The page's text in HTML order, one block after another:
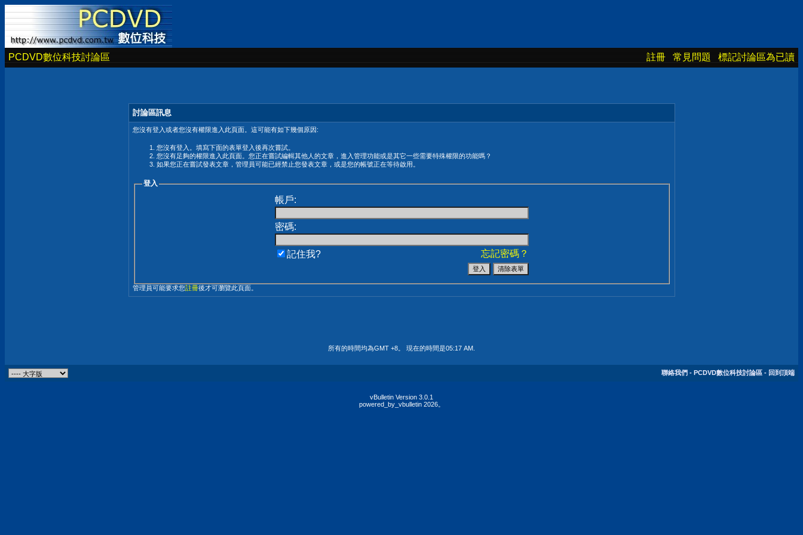
PCDVD數位科技討論區 註冊 常見問題 標記討論區為已讀
討論區訊息
您沒有登入或者您沒有權限進入此頁面。這可能有如下幾個原因:
您沒有登入。填寫下面的表單登入後再次嘗試。
您沒有足夠的權限進入此頁面。您正在嘗試編輯其他人的文章，進入管理功能或是其它一些需要特殊權限的功能嗎？
如果您正在嘗試發表文章，管理員可能已經禁止您發表文章，或是您的帳號正在等待啟用。
登入
帳戶:
密碼:
忘記密碼？
記住我?
管理員可能要求您註冊後才可瀏覽此頁面。
所有的時間均為GMT +8。 現在的時間是05:17 AM
聯絡我們 - PCDVD數位科技討論區 - 回到頂端
vBulletin Version 3.0.1
powered_by_vbulletin 2026。